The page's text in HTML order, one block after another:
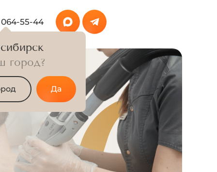
город?
Да
064-55-44